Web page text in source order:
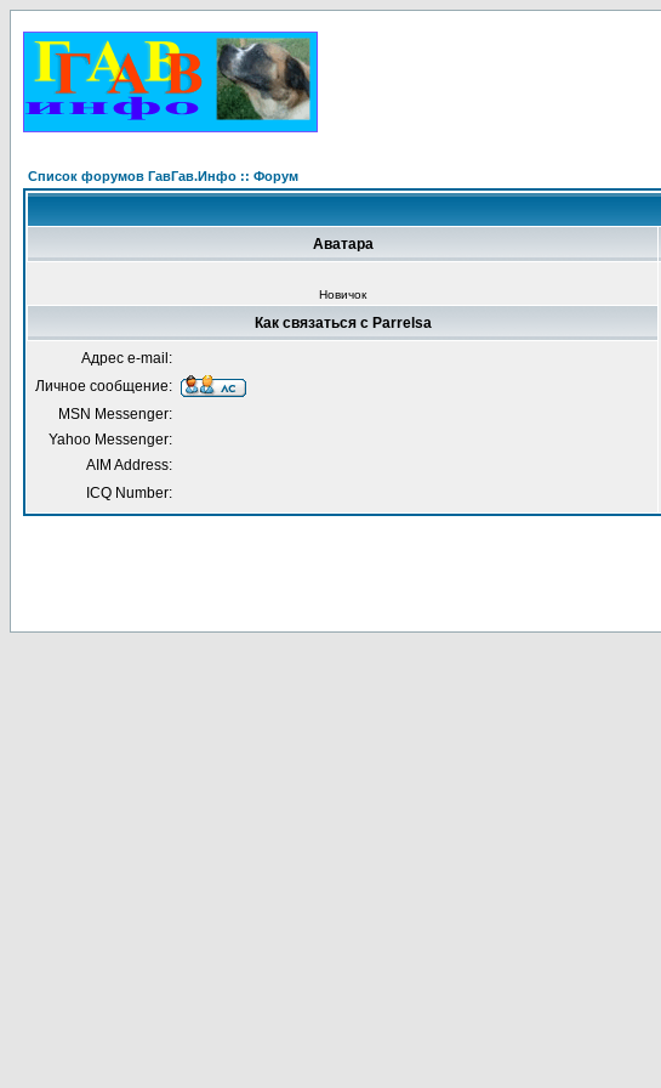
Список форумов ГавГав.Инфо :: Форум
Аватара
Новичок
Как связаться с Parrelsa
Адрес e-mail:
Личное сообщение:
MSN Messenger:
Yahoo Messenger:
AIM Address:
ICQ Number: